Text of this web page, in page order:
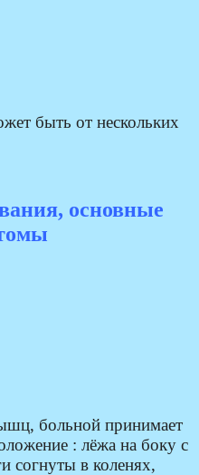
быть от нескольких
основные
больной принимает
: лёжа на боку с
согнуты в коленях,